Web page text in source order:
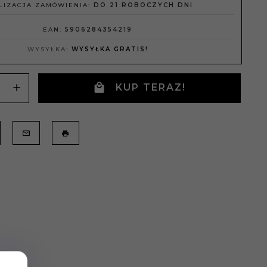
ZAMÓWIENIA: DO 21 ROBOCZYCH DNI
EAN:5906284354219
WYSYŁKA: WYSYŁKA GRATIS!
KUP TERAZ!